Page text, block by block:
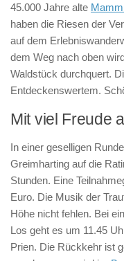
45.000 Jahre alte
haben die Riesen der
auf dem
dem Weg nach oben
Waldstück durchquert.
Entdeckenswertem.
Mit viel Freude
In einer geselligen
Greimharting auf die
Stunden. Eine
Euro. Die Musik der
Höhe nicht fehlen. Bei
Los geht es um 11.45
Prien. Die Rückkehr ist